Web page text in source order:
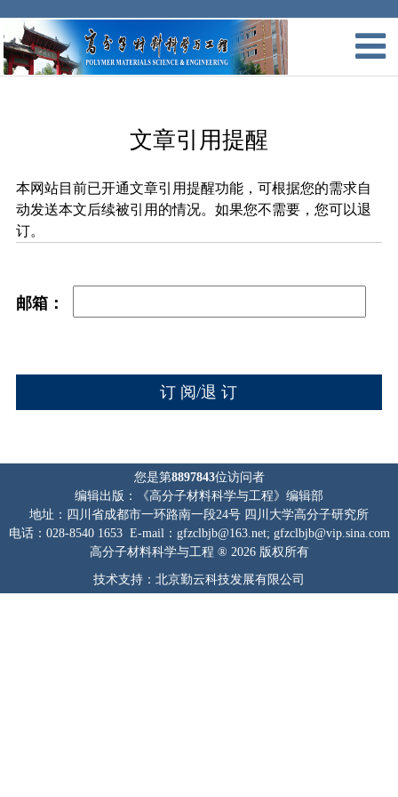
文章引用提醒
本网站目前已开通文章引用提醒功能，可根据您的需求自
动发送本文后续被引用的情况。如果您不需要，您可以退
订。
邮箱：
您是第8897843位访问者
编辑出版：《高分子材料科学与工程》编辑部
地址：四川省成都市一环路南一段24号 四川大学高分子研究所
电话：028-8540 1653 E-mail：gfzclbjb@163.net; gfzclbjb@vip.sina.com
高分子材料科学与工程 ® 2026 版权所有
技术支持：北京勤云科技发展有限公司